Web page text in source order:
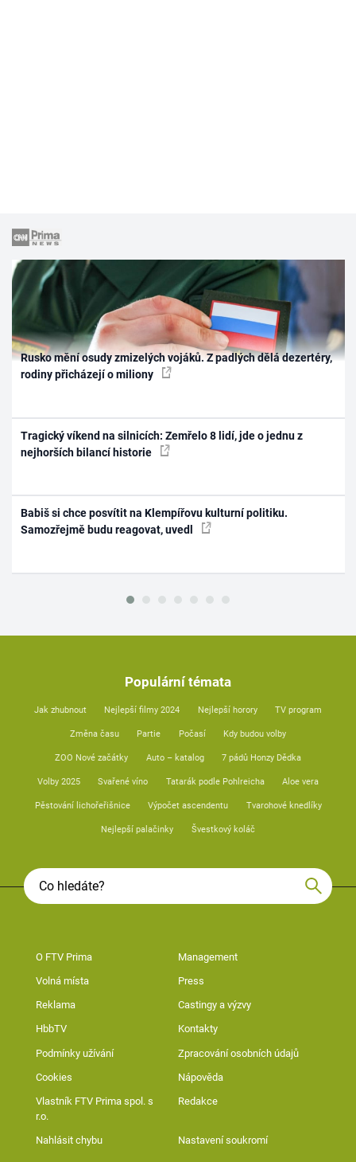
Rusko mění osudy zmizelých vojáků. Z padlých dělá dezertéry,
rodiny přicházejí o miliony
Tragický víkend na silnicích: Zemřelo 8 lidí, jde o jednu z
nejhorších bilancí historie
Babiš si chce posvítit na Klempířovu kulturní politiku.
Samozřejmě budu reagovat, uvedl
Populární témata
Jak zhubnout Nejlepší filmy 2024 Nejlepší horory TV program
Změna času Partie Počasí Kdy budou volby
ZOO Nové začátky Auto – katalog 7 pádů Honzy Dědka
Volby 2025 Svařené víno Tatarák podle Pohlreicha Aloe vera
Pěstování lichořeřišnice Výpočet ascendentu Tvarohové knedlíky
Nejlepší palačinky Švestkový koláč
O FTV Prima Management
Volná místa Press
Reklama Castingy a výzvy
HbbTV Kontakty
Podmínky užívání Zpracování osobních údajů
Cookies Nápověda
Vlastník FTV Prima spol. s
r.o.
Redakce
Nahlásit chybu Nastavení soukromí